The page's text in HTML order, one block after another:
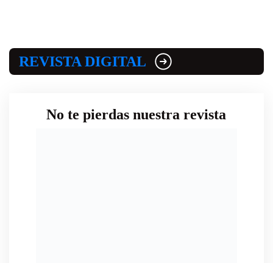
REVISTA DIGITAL
No te pierdas nuestra revista